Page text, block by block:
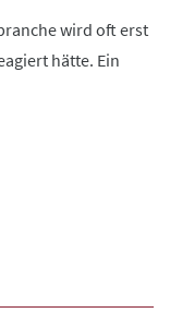
wird oft erst
hätte. Ein